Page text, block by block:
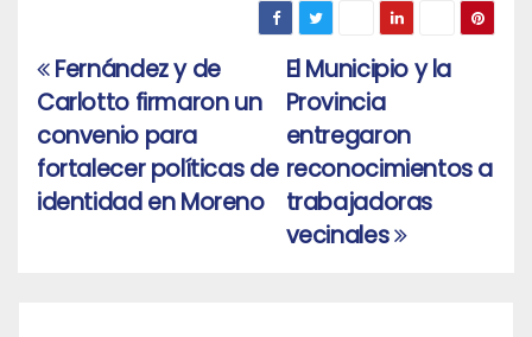
Navegación
de
entradas
El Municipio y la
Provincia
entregaron
reconocimientos a
trabajadoras
vecinales
Fernández y de
Carlotto firmaron un
convenio para
fortalecer políticas de
identidad en Moreno